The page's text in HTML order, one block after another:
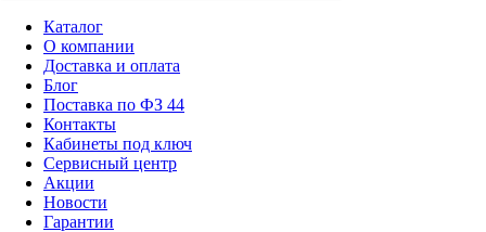
Каталог
О компании
Доставка и оплата
Блог
Поставка по ФЗ 44
Контакты
Кабинеты под ключ
Сервисный центр
Акции
Новости
Гарантии